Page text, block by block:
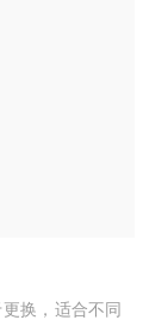
换，适合不同